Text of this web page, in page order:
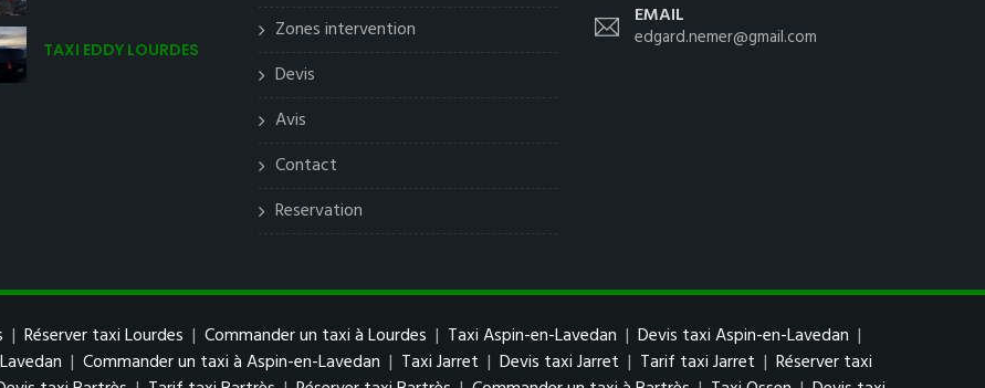
TAXI EDDY LOURDES
Zones intervention
Devis
Avis
Contact
Reservation
EMAIL
edgard.nemer@gmail.com
| Réserver taxi Lourdes | Commander un taxi à Lourdes | Taxi Aspin-en-Lavedan | Devis taxi Aspin-en-Lavedan |
| Commander un taxi à Aspin-en-Lavedan | Taxi Jarret | Devis taxi Jarret | Tarif taxi Jarret | Réserver taxi